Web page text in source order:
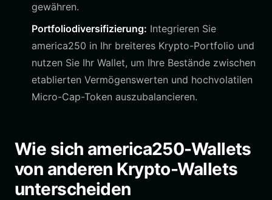
gewähren.
Portfoliodiversifizierung: Integrieren Sie
america250 in Ihr breiteres Krypto-Portfolio und
nutzen Sie Ihr Wallet, um Ihre Bestände zwischen
etablierten Vermögenswerten und hochvolatilen
Micro-Cap-Token auszubalancieren.
Wie sich america250-Wallets
von anderen Krypto-Wallets
unterscheiden